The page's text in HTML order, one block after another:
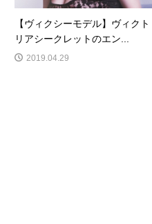
【ヴィクシーモデル】ヴィクト
リアシークレットのエン...
2019.04.29